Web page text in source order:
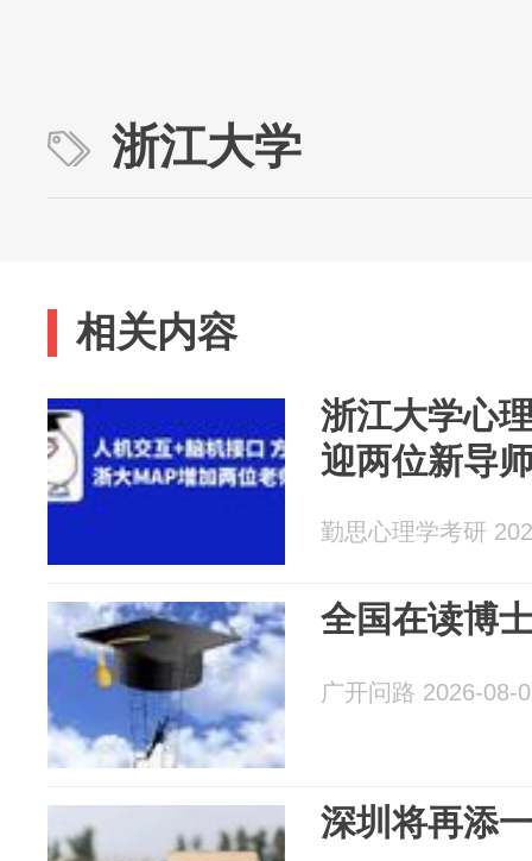
浙江大学
相关内容
浙江大学心
迎两位新导
勤思心理学考研
全国在读博
广开问路 2026-08-
深圳将再添